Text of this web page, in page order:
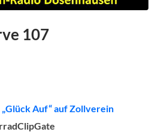
107
„Glück Auf“ auf Zollverein